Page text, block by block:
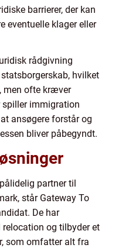
barrierer, der kan
eventuelle klager eller
rådgivning
hvilket
men ofte kræver
spiller immigration
ansøgere forstår og
bliver påbegyndt.
partner til
står Gateway To
De har
og tilbyder et
som omfatter alt fra